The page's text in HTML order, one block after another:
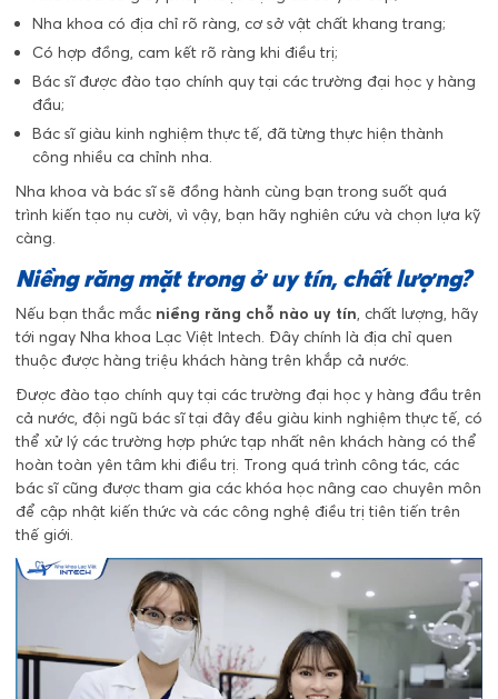
Nha khoa có địa chỉ rõ ràng, cơ sở vật chất khang trang;
Có hợp đồng, cam kết rõ ràng khi điều trị;
Bác sĩ được đào tạo chính quy tại các trường đại học y hàng
đầu;
Bác sĩ giàu kinh nghiệm thực tế, đã từng thực hiện thành
công nhiều ca chỉnh nha.
Nha khoa và bác sĩ sẽ đồng hành cùng bạn trong suốt quá
trình kiến tạo nụ cười, vì vậy, bạn hãy nghiên cứu và chọn lựa kỹ
càng.
Niềng răng mặt trong ở uy tín, chất lượng?
Nếu bạn thắc mắc niềng răng chỗ nào uy tín, chất lượng, hãy
tới ngay Nha khoa Lạc Việt Intech. Đây chính là địa chỉ quen
thuộc được hàng triệu khách hàng trên khắp cả nước.
Được đào tạo chính quy tại các trường đại học y hàng đầu trên
cả nước, đội ngũ bác sĩ tại đây đều giàu kinh nghiệm thực tế, có
thể xử lý các trường hợp phức tạp nhất nên khách hàng có thể
hoàn toàn yên tâm khi điều trị. Trong quá trình công tác, các
bác sĩ cũng được tham gia các khóa học nâng cao chuyên môn
để cập nhật kiến thức và các công nghệ điều trị tiên tiến trên
thế giới.